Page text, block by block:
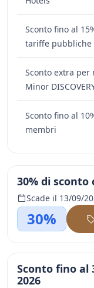
Sconto fino al
tariffe pubbliche
Sconto extra per
Minor
Sconto fino al
membri
30% di sconto
Scade il 13/09/
30%
Sconto fino al
2026